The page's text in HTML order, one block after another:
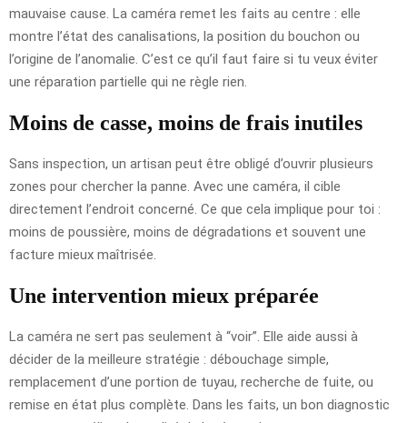
mauvaise cause. La caméra remet les faits au centre : elle
montre l’état des canalisations, la position du bouchon ou
l’origine de l’anomalie. C’est ce qu’il faut faire si tu veux éviter
une réparation partielle qui ne règle rien.
Moins de casse, moins de frais inutiles
Sans inspection, un artisan peut être obligé d’ouvrir plusieurs
zones pour chercher la panne. Avec une caméra, il cible
directement l’endroit concerné. Ce que cela implique pour toi :
moins de poussière, moins de dégradations et souvent une
facture mieux maîtrisée.
Une intervention mieux préparée
La caméra ne sert pas seulement à “voir”. Elle aide aussi à
décider de la meilleure stratégie : débouchage simple,
remplacement d’une portion de tuyau, recherche de fuite, ou
remise en état plus complète. Dans les faits, un bon diagnostic